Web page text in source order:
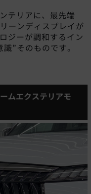
テリアに、最先端
ーンディスプレイが
ジーが調和するイン
”そのものです。
ムエクステリアモ